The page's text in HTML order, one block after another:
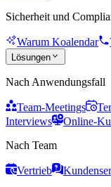
Sicherheit und
Warum Koalendar
Lösungen
Nach Anwendungsfall
Team-Meetings
Interviews
Online-
Nach Team
Vertrieb